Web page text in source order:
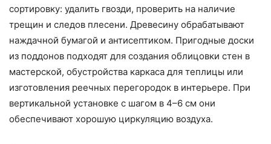
сортировку: удалить гвозди, проверить на наличие
трещин и следов плесени. Древесину обрабатывают
наждачной бумагой и антисептиком. Пригодные доски
из поддонов подходят для создания облицовки стен в
мастерской, обустройства каркаса для теплицы или
изготовления реечных перегородок в интерьере. При
вертикальной установке с шагом в 4–6 см они
обеспечивают хорошую циркуляцию воздуха.